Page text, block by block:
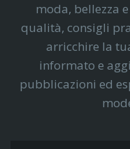
moda, bellezza
qualità, consigli
arricchire la
informato e
pubblicazioni ed